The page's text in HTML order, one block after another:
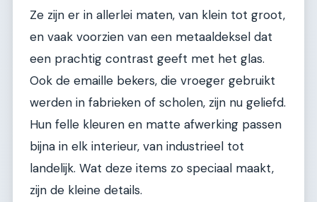
Ze zijn er in allerlei maten, van klein tot groot,
en vaak voorzien van een metaaldeksel dat
een prachtig contrast geeft met het glas.
Ook de emaille bekers, die vroeger gebruikt
werden in fabrieken of scholen, zijn nu geliefd.
Hun felle kleuren en matte afwerking passen
bijna in elk interieur, van industrieel tot
landelijk. Wat deze items zo speciaal maakt,
zijn de kleine details.